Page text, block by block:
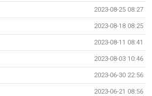
2023-08-25 08:27
2023-08-18 08:25
2023-08-11 08:41
2023-08-03 10:46
2023-06-30 22:56
2023-06-21 08:56